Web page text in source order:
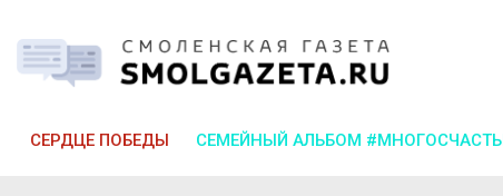
СЕРДЦЕ ПОБЕДЫ СЕМЕЙНЫЙ АЛЬБОМ